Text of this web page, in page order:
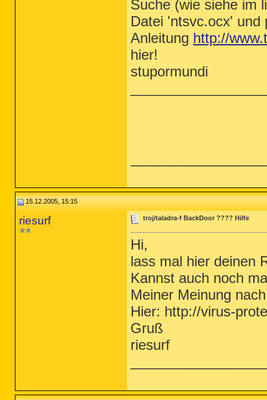
Suche (wie siehe im
Datei 'ntsvc.ocx' und
Anleitung http://
hier!
stupormundi
15.12.2005, 15:15
riesurf troj/taladra-f BackDoor ???? Hilfe
Hi,
lass mal hier deinen
Kannst auch noch
Meiner Meinung
Hier: http://virus-
Gruß
riesurf